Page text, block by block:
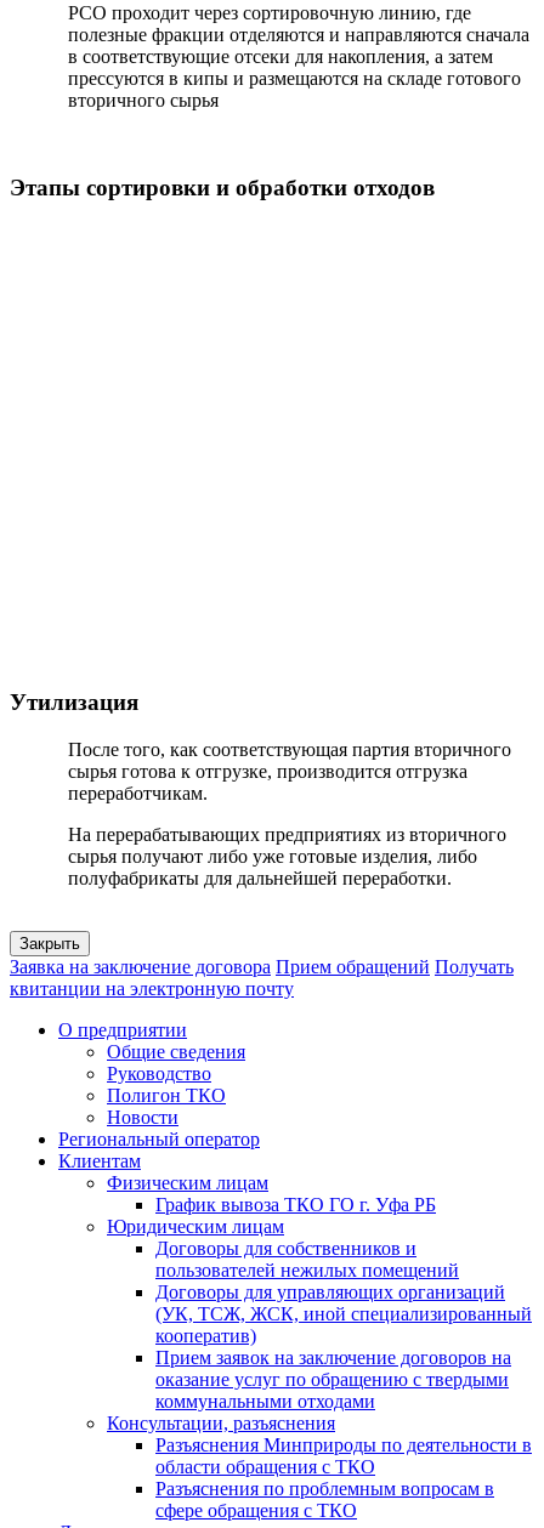
РСО проходит через сортировочную линию, где
полезные фракции отделяются и направляются сначала
в соответствующие отсеки для накопления, а затем
прессуются в кипы и размещаются на складе готового
вторичного сырья
Этапы сортировки и обработки отходов
Утилизация
После того, как соответствующая партия вторичного
сырья готова к отгрузке, производится отгрузка
переработчикам.
На перерабатывающих предприятиях из вторичного
сырья получают либо уже готовые изделия, либо
полуфабрикаты для дальнейшей переработки.
Закрыть
Заявка на заключение договора Прием обращений Получать
квитанции на электронную почту
О предприятии
Общие сведения
Руководство
Полигон ТКО
Новости
Региональный оператор
Клиентам
Физическим лицам
График вывоза ТКО ГО г. Уфа РБ
Юридическим лицам
Договоры для собственников и
пользователей нежилых помещений
Договоры для управляющих организаций
(УК, ТСЖ, ЖСК, иной специализированный
кооператив)
Прием заявок на заключение договоров на
оказание услуг по обращению с твердыми
коммунальными отходами
Консультации, разъяснения
Разъяснения Минприроды по деятельности в
области обращения с ТКО
Разъяснения по проблемным вопросам в
сфере обращения с ТКО